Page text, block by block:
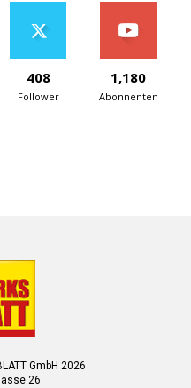
408
Follower
1,180
Abonnenten
GmbH 2026
26